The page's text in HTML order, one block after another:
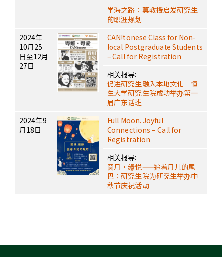
学海之路：莫教授启发研究生
的职涯规划
2024年
10月25
日至12月
27日
CAN!tonese Class for Non-
local Postgraduate Students
– Call for Registration
相关报导:
促进研究生融入本地文化－恒
生大学研究生院成功举办第一
届广东话班
2024年9
月18日
Full Moon. Joyful
Connections – Call for
Registration
相关报导:
圆月·缘悦——追着月儿的尾
巴：研究生院为研究生举办中
秋节庆祝活动